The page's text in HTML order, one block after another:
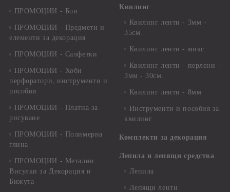
ПРОМОЦИИ - Бои
ПРОМОЦИИ - Предмети и
елементи за декорация
ПРОМОЦИИ - Салфетки
ПРОМОЦИИ - Хоби
перфоратори, инструменти и
пособия
ПРОМОЦИИ - Платна за
рисуване
ПРОМОЦИИ - Полимерна
глина
ПРОМОЦИИ - Метални
Висулки за Декорация и
Бижута
Квилинг
Квилинг ленти - 3мм -
35см.
Квилинг ленти - микс
Квилинг ленти - перлени -
3мм - 30см.
Квилинг ленти - 8мм
Инструменти и пособия за
квилинг
Комплекти за декорация
Лепила и лепящи средства
Лепила
Лепящи ленти